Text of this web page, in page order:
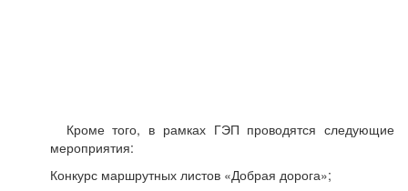
Кроме того, в рамках ГЭП проводятся следующие
мероприятия:
Конкурс маршрутных листов «Добрая дорога»;